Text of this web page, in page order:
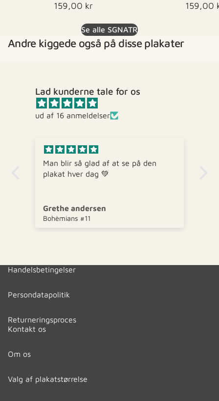
159,00 kr
159,00
Se alle SGNATR
Andre kiggede også på disse plakater
Lad kunderne tale for os
ud af 16 anmeldelser
God opdeling, nemt at finde og
meget hurtig levering 👍
Winnie Jensen
dinplakatbutik.dk
Handelsbetingelser
Persondatapolitik
Returneringsproces
Kontakt os
Om os
Valg af plakatstørrelse